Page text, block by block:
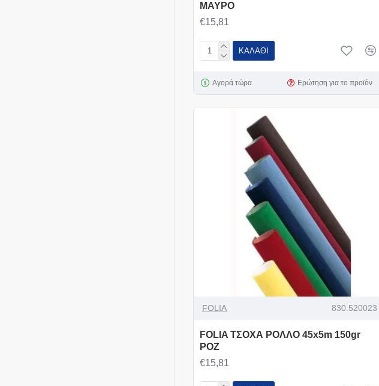
ΜΑΥΡΟ
€15,81
ΚΑΛΆΘΙ
Αγορά τώρα Ερώτηση για το προϊόν
FOLIA 830.520023
FOLIA ΤΣΟΧΑ ΡΟΛΛΟ 45x5m 150gr
ΡΟΖ
€15,81